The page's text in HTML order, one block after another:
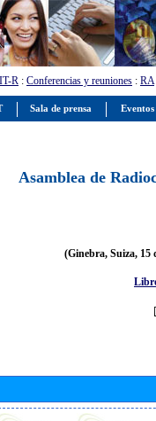
R : Conferencias y reuniones : RA
Asamblea de
(Ginebra, Suiza, 15
Sala de prensa Eventos